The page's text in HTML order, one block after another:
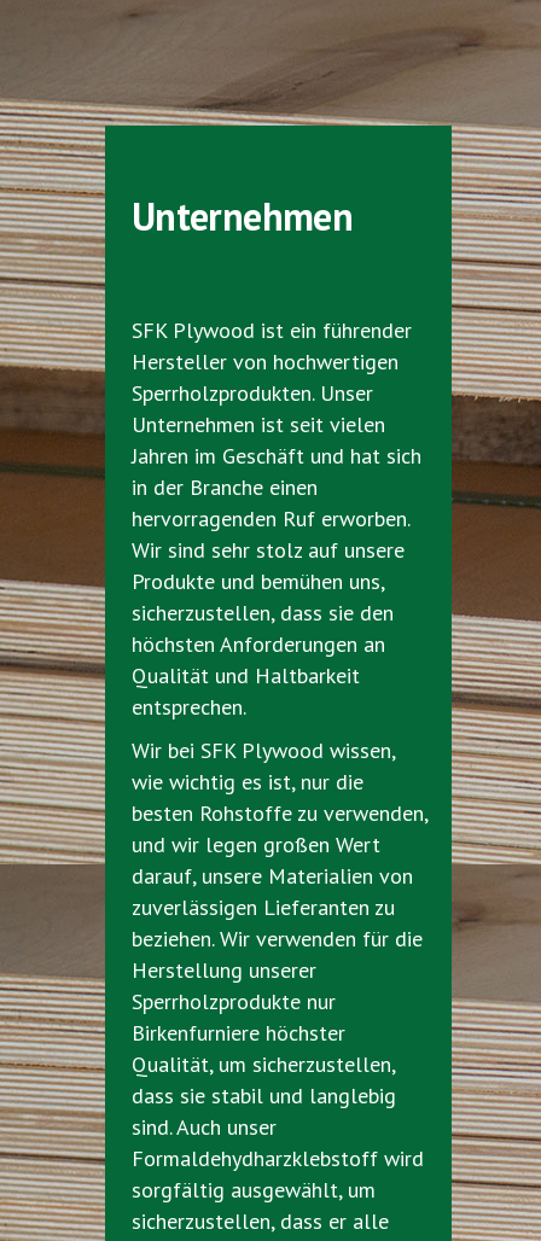
Unternehmen
SFK Plywood ist ein führender
Hersteller von hochwertigen
Sperrholzprodukten. Unser
Unternehmen ist seit vielen
Jahren im Geschäft und hat sich
in der Branche einen
hervorragenden Ruf erworben.
Wir sind sehr stolz auf unsere
Produkte und bemühen uns,
sicherzustellen, dass sie den
höchsten Anforderungen an
Qualität und Haltbarkeit
entsprechen.
Wir bei SFK Plywood wissen,
wie wichtig es ist, nur die
besten Rohstoffe zu verwenden,
und wir legen großen Wert
darauf, unsere Materialien von
zuverlässigen Lieferanten zu
beziehen. Wir verwenden für die
Herstellung unserer
Sperrholzprodukte nur
Birkenfurniere höchster
Qualität, um sicherzustellen,
dass sie stabil und langlebig
sind. Auch unser
Formaldehydharzklebstoff wird
sorgfältig ausgewählt, um
sicherzustellen, dass er alle